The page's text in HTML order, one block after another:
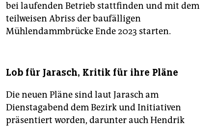
bei laufenden Betrieb stattfinden und mit dem
teilweisen Abriss der baufälligen
Mühlendammbrücke Ende 2023 starten.
Lob für Jarasch, Kritik für ihre Pläne
Die neuen Pläne sind laut Jarasch am
Dienstagabend dem Bezirk und Initiativen
präsentiert worden, darunter auch Hendrik